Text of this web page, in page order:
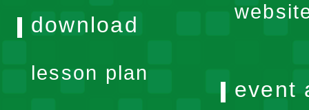
download
lesson plan
event